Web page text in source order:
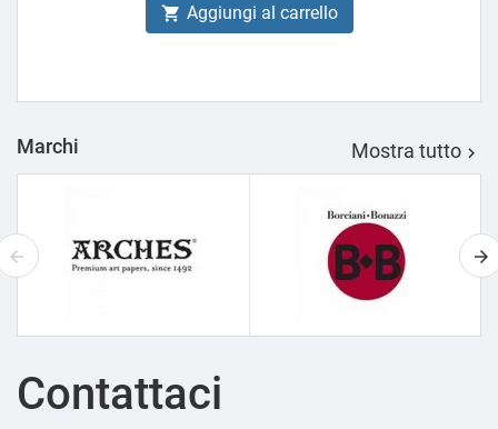
 Aggiungi al carrello
Marchi Mostra tutto 
Contattaci